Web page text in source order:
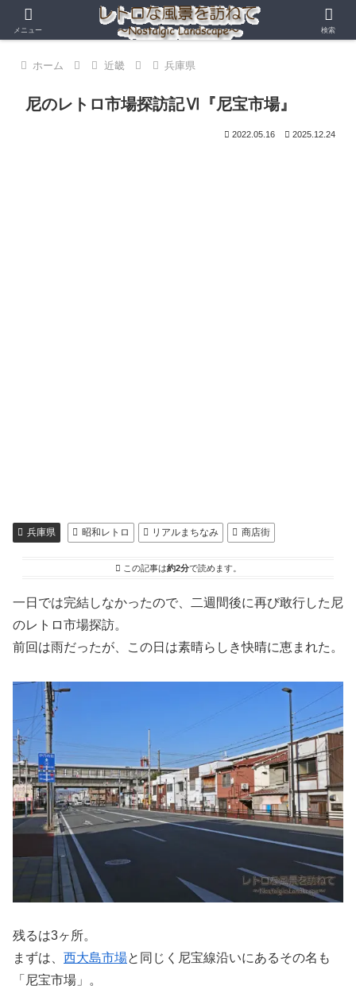
ホーム 近畿 兵庫県
尼のレトロ市場探訪記Ⅵ『尼宝市場』
2022.05.16 2025.12.24
兵庫県 昭和レトロ リアルまちなみ 商店街
この記事は約2分で読めます。
一日では完結しなかったので、二週間後に再び敢行した尼
のレトロ市場探訪。
前回は雨だったが、この日は素晴らしき快晴に恵まれた。
残るは3ヶ所。
まずは、 西大島市場と同じく尼宝線沿いにあるその名も
「尼宝市場」。
メニュー 検索